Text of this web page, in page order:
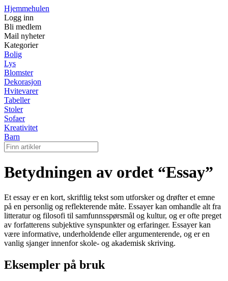
Hjemmehulen
Logg inn
Bli medlem
Mail nyheter
Kategorier
Bolig
Lys
Blomster
Dekorasjon
Hvitevarer
Tabeller
Stoler
Sofaer
Kreativitet
Barn
Betydningen av ordet “Essay”
Et essay er en kort, skriftlig tekst som utforsker og drøfter et emne
på en personlig og reflekterende måte. Essayer kan omhandle alt fra
litteratur og filosofi til samfunnsspørsmål og kultur, og er ofte preget
av forfatterens subjektive synspunkter og erfaringer. Essayer kan
være informative, underholdende eller argumenterende, og er en
vanlig sjanger innenfor skole- og akademisk skriving.
Eksempler på bruk